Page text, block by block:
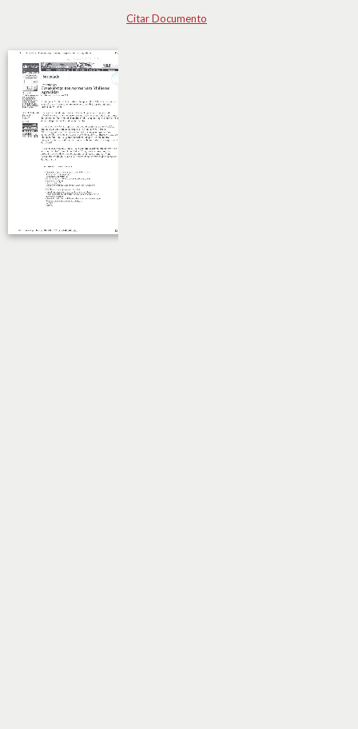
Citar Documento